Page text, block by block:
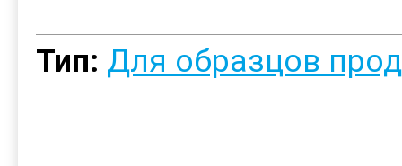
Тип: Для образцов